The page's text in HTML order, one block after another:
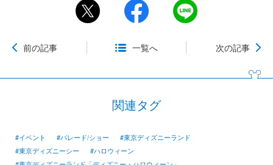
前の記事 一覧へ 次の記事
関連タグ
#イベント #パレード/ショー
#東京ディズニーランド
#東京ディズニーシー
#ハロウィーン